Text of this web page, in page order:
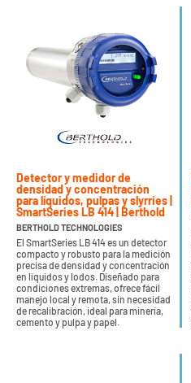
Detector y medidor de
densidad y concentración
para líquidos, pulpas y slyrries |
SmartSeries LB 414 | Berthold
BERTHOLD TECHNOLOGIES
El SmartSeries LB 414 es un detector
compacto y robusto para la medición
precisa de densidad y concentración
en líquidos y lodos. Diseñado para
condiciones extremas, ofrece fácil
manejo local y remota, sin necesidad
de recalibración, ideal para minería,
cemento y pulpa y papel.